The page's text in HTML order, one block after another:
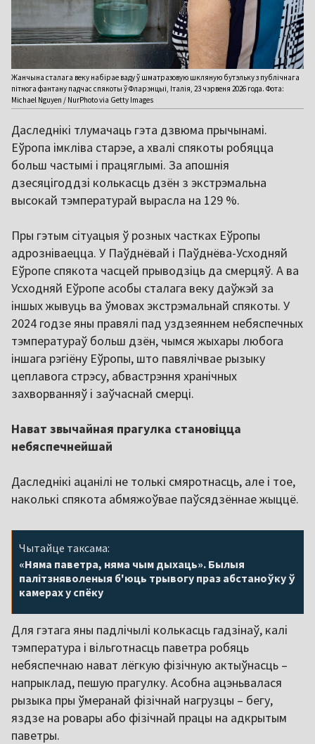
Жанчына сталага веку набірае ваду ў шматразовую шкляную бутэльку з публічнага
пітнога фантану падчас спякоты ў Фларэнцыі, Італія, 23 чэрвеня 2026 года. Фота:
Michael Nguyen / NurPhoto via Getty Images
Даследнікі тлумачаць гэта дзвюма прычынамі.
Еўропа імкліва старэе, а хвалі спякоты робяцца
больш частымі і працяглымі. За апошнія
дзесяцігоддзі колькасць дзён з экстрэмальна
высокай тэмпературай вырасла на 129 %.
Пры гэтым сітуацыя ў розных частках Еўропы
адрозніваецца. У Паўднёвай і Паўднёва-Усходняй
Еўропе спякота часцей прыводзіць да смерцяў. А ва
Усходняй Еўропе асобы сталага веку даўжэй за
іншых жывуць ва ўмовах экстрэмальнай спякоты. У
2024 годзе яны правялі пад уздзеяннем небяспечных
тэмператураў больш дзён, чымся жыхары любога
іншага рэгіёну Еўропы, што павялічвае рызыку
цеплавога стрэсу, абвастрэння хранічных
захворванняў і заўчаснай смерці.
Нават звычайная прагулка становіцца
небяспечнейшай
Даследнікі ацанілі не толькі смяротнасць, але і тое,
наколькі спякота абмяжоўвае паўсядзённае жыццё.
Чытайце таксама:
«Няма паветра, няма чым дыхаць». Былыя
палітзняволеныя б'юць трывогу праз абстаноўку ў
камерах у спёку
Для гэтага яны падлічылі колькасць гадзінаў, калі
тэмпература і вільготнасць паветра робяць
небяспечнаю нават лёгкую фізічную актыўнасць –
напрыклад, пешую прагулку. Асобна ацэньвалася
рызыка пры ўмеранай фізічнай нагрузцы – бегу,
яздзе на ровары або фізічнай працы на адкрытым
паветры.